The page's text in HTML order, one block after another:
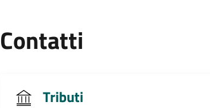
Contatti
Tributi